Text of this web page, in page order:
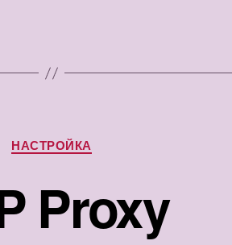
Рубрики
НАСТРОЙКА
Proxy